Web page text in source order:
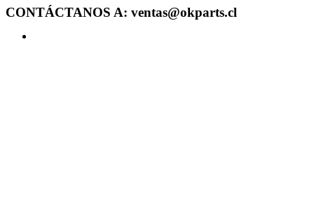
CONTÁCTANOS A: ventas@okparts.cl